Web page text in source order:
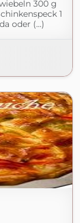
300 g
1
oder (...)